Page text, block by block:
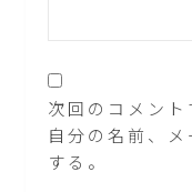
次回のコメン
自分の名前、
する。